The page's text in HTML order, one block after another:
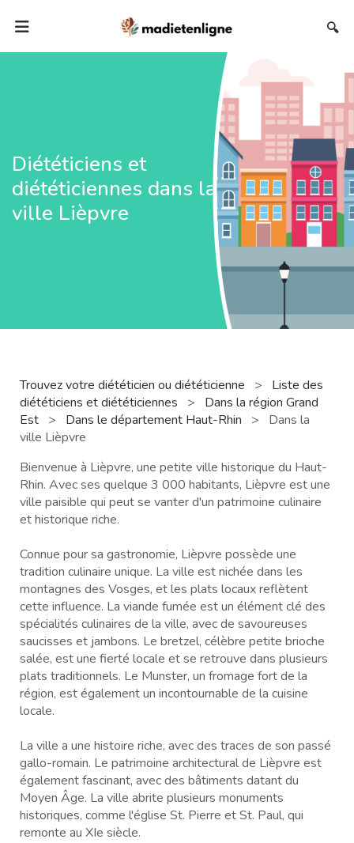
🔍
Diététiciens et
diététiciennes dans la
ville Lièpvre
Trouvez votre diététicien ou diététicienne >
Liste des
diététiciens et diététiciennes
>
Dans la région Grand
Est > Dans le département Haut-Rhin >
Dans la
ville Lièpvre
Bienvenue à Lièpvre, une petite ville historique du Haut-
Rhin. Avec ses quelque 3 000 habitants, Lièpvre est une
ville paisible qui peut se vanter d'un patrimoine culinaire
et historique riche.
Connue pour sa gastronomie, Lièpvre possède une
tradition culinaire unique. La ville est nichée dans les
montagnes des Vosges, et les plats locaux reflètent
cette influence. La viande fumée est un élément clé des
spécialités culinaires de la ville, avec de savoureuses
saucisses et jambons. Le bretzel, célèbre petite brioche
salée, est une fierté locale et se retrouve dans plusieurs
plats traditionnels. Le Munster, un fromage fort de la
région, est également un incontournable de la cuisine
locale.
La ville a une histoire riche, avec des traces de son passé
gallo-romain. Le patrimoine architectural de Lièpvre est
également fascinant, avec des bâtiments datant du
Moyen Âge. La ville abrite plusieurs monuments
historiques, comme l'église St. Pierre et St. Paul, qui
remonte au XIe siècle.